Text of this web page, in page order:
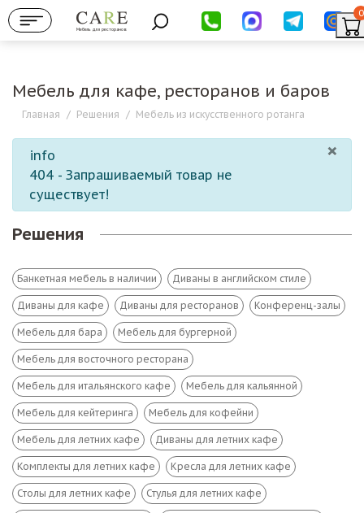
Мебель для ресторанов
0
Мебель для кафе, ресторанов и баров
Главная / Решения / Мебель из искусственного ротанга
×
info
404 - Запрашиваемый товар не
существует!
Решения
Банкетная мебель в наличии Диваны в английском стиле
Диваны для кафе Диваны для ресторанов Конференц-залы
Мебель для бара Мебель для бургерной
Мебель для восточного ресторана
Мебель для итальянского кафе Мебель для кальянной
Мебель для кейтеринга Мебель для кофейни
Мебель для летних кафе Диваны для летних кафе
Комплекты для летних кафе Кресла для летних кафе
Столы для летних кафе Стулья для летних кафе